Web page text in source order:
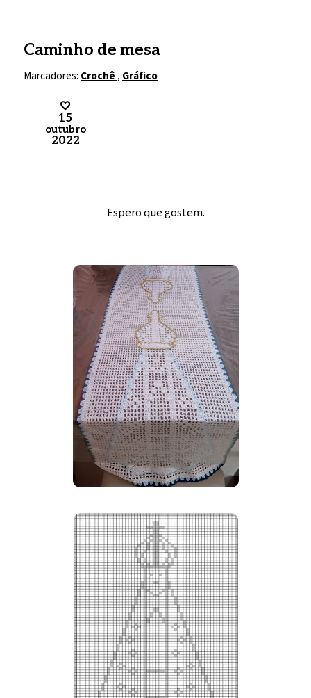
Caminho de mesa
Marcadores: Crochê , Gráfico
15
outubro
2022
Espero que gostem.